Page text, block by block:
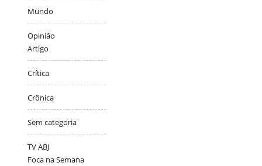
Mundo
Opinião
Artigo
Crítica
Crônica
Sem categoria
TV ABJ
Foca na Semana